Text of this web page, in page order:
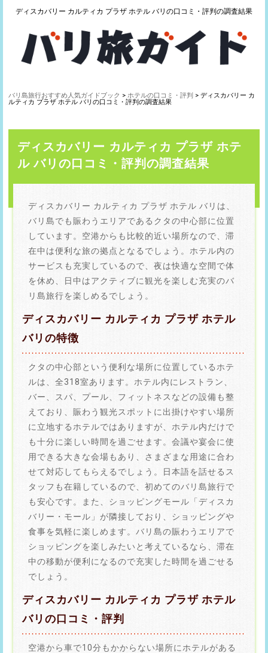
ディスカバリー カルティカ プラザ ホテル バリの口コミ・評判の調査結果
バリ島旅行おすすめ人気ガイドブック > ホテルの口コミ・評判 > ディスカバリー カ
ルティカ プラザ ホテル バリの口コミ・評判の調査結果
ディスカバリー カルティカ プラザ ホテ
ル バリの口コミ・評判の調査結果
ディスカバリー カルティカ プラザ ホテル バリは、
バリ島でも賑わうエリアであるクタの中心部に位置
しています。空港からも比較的近い場所なので、滞
在中は便利な旅の拠点となるでしょう。ホテル内の
サービスも充実しているので、夜は快適な空間で体
を休め、日中はアクティブに観光を楽しむ充実のバ
リ島旅行を楽しめるでしょう。
ディスカバリー カルティカ プラザ ホテル
バリの特徴
クタの中心部という便利な場所に位置しているホテ
ルは、全318室あります。ホテル内にレストラン、
バー、スパ、プール、フィットネスなどの設備も整
えており、賑わう観光スポットに出掛けやすい場所
に立地するホテルではありますが、ホテル内だけで
も十分に楽しい時間を過ごせます。会議や宴会に使
用できる大きな会場もあり、さまざまな用途に合わ
せて対応してもらえるでしょう。日本語を話せるス
タッフも在籍しているので、初めてのバリ島旅行で
も安心です。また、ショッピングモール「ディスカ
バリー・モール」が隣接しており、ショッピングや
食事を気軽に楽しめます。バリ島の賑わうエリアで
ショッピングを楽しみたいと考えているなら、滞在
中の移動が便利になるので充実した時間を過ごせる
でしょう。
ディスカバリー カルティカ プラザ ホテル
バリの口コミ・評判
空港から車で10分もかからない場所にホテルがある